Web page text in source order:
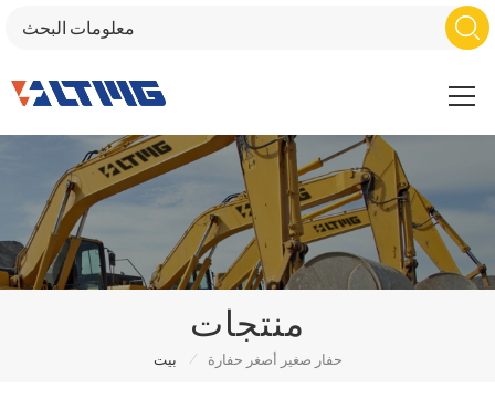
منتجات
بيت / حفار صغير أصغر حفارة